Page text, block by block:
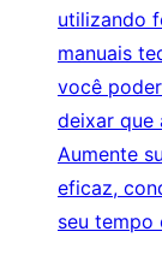
utilizando
manuais
você
deixar que
Aumente
eficaz,
seu tempo